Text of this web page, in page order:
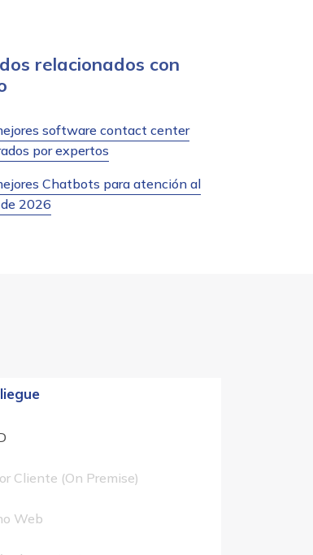
relacionados con
software contact center
por expertos
Chatbots para atención al
2026
Cliente (On Premise)
Web